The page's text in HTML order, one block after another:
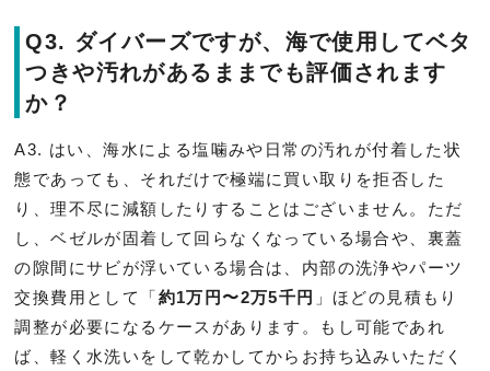
Q3. ダイバーズですが、海で使用してベタ
つきや汚れがあるままでも評価されます
か？
A3. はい、海水による塩噛みや日常の汚れが付着した状
態であっても、それだけで極端に買い取りを拒否した
り、理不尽に減額したりすることはございません。ただ
し、ベゼルが固着して回らなくなっている場合や、裏蓋
の隙間にサビが浮いている場合は、内部の洗浄やパーツ
交換費用として「約1万円〜2万5千円 」ほどの見積もり
調整が必要になるケースがあります。もし可能であれ
ば、軽く水洗いをして乾かしてからお持ち込みいただく